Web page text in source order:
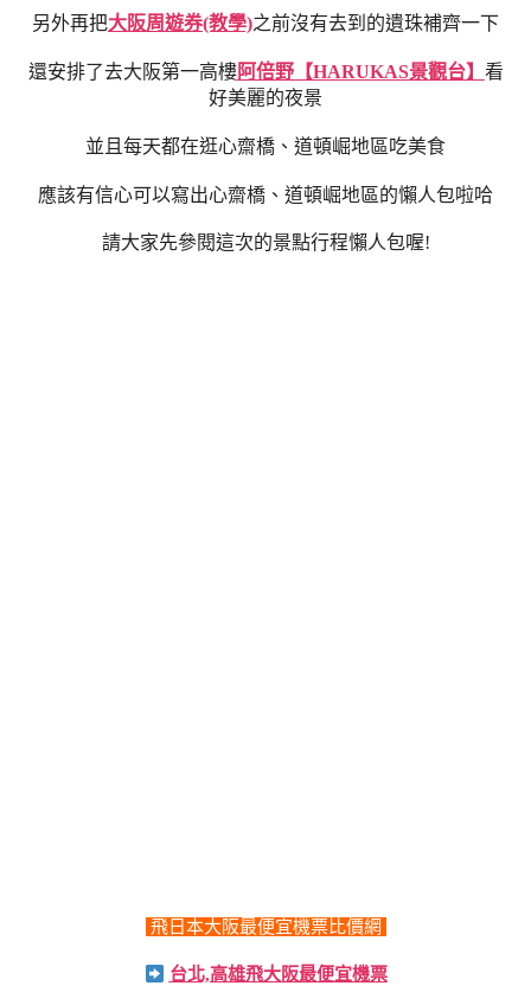
另外再把大阪周遊券(教學)之前沒有去到的遺珠補齊一下
還安排了去大阪第一高樓阿倍野【HARUKAS景觀台】 看
好美麗的夜景
並且每天都在逛心齋橋、道頓崛地區吃美食
應該有信心可以寫出心齋橋、道頓崛地區的懶人包啦哈
請大家先參閱這次的景點行程懶人包喔!
飛日本大阪最便宜機票比價網
台北,高雄飛大阪最便宜機票